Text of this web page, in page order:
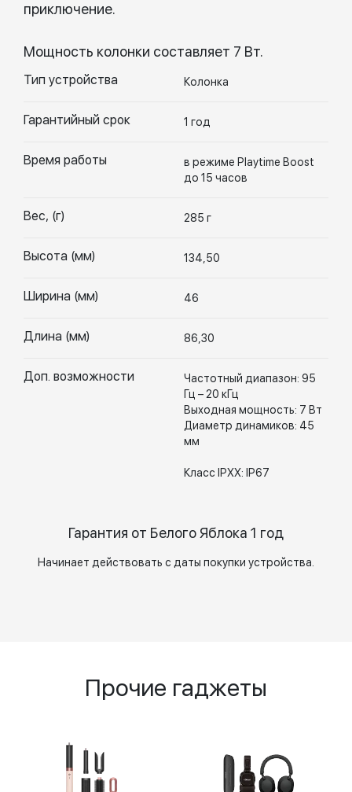
приключение.
Мощность колонки составляет 7 Вт.
Тип устройства Колонка
Гарантийный срок 1 год
Время работы
в режиме Playtime Boost
до 15 часов
Вес, (г) 285 г
Высота (мм) 134,50
Ширина (мм) 46
Длина (мм) 86,30
Доп. возможности
Частотный диапазон: 95
Гц – 20 кГц
Выходная мощность: 7 Вт
Диаметр динамиков: 45
мм
Класс IPXX: IP67
Гарантия от Белого Яблока 1 год
Начинает действовать с даты покупки устройства.
Прочие гаджеты